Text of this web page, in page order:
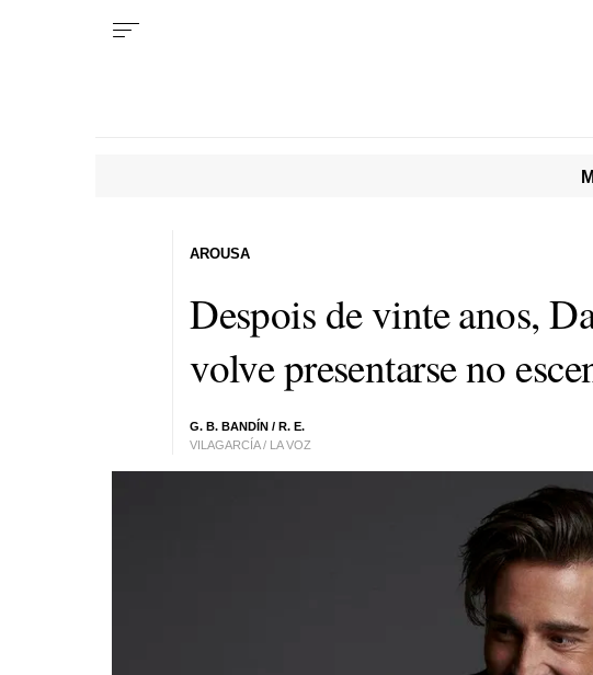
Despois de vinte anos,
volve presentarseno
G. B. BANDÍN / R. E.
VILAGARCÍA / LA VOZ
AROUSA